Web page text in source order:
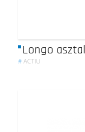
Longo asztal
#ACTIU